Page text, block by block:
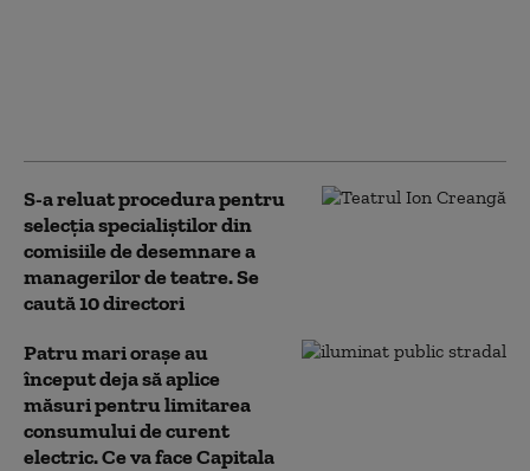
S-a reluat procedura pentru
selecţia specialiştilor din
comisiile de desemnare a
managerilor de teatre. Se
caută 10 directori
Patru mari orașe au
început deja să aplice
măsuri pentru limitarea
consumului de curent
electric. Ce va face Capitala